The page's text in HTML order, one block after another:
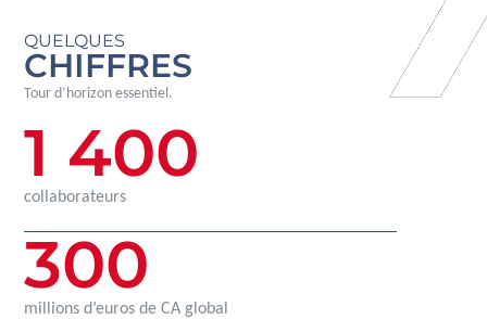
QUELQUES
CHIFFRES
Tour d’horizon essentiel.
collaborateurs
1 400
millions d’euros de CA global
300